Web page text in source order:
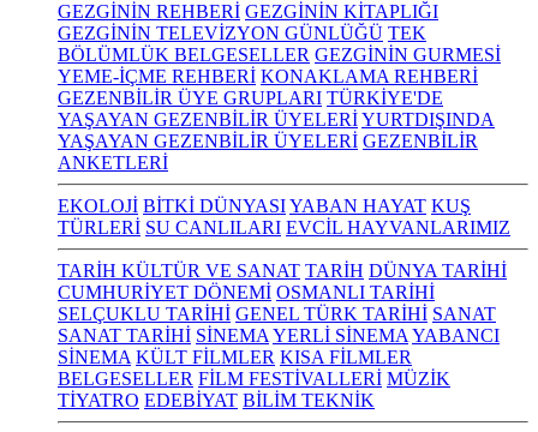
GEZGİNİN REHBERİ GEZGİNİN KİTAPLIĞI
GEZGİNİN TELEVİZYON GÜNLÜĞÜ TEK
BÖLÜMLÜK BELGESELLER GEZGİNİN GURMESİ
YEME-İÇME REHBERİ KONAKLAMA REHBERİ
GEZENBİLİR ÜYE GRUPLARI TÜRKİYE'DE
YAŞAYAN GEZENBİLİR ÜYELERİYURTDIŞINDA
YAŞAYAN GEZENBİLİR ÜYELERİ GEZENBİLİR
ANKETLERİ
EKOLOJİ BİTKİ DÜNYASIYABAN HAYAT KUŞ
TÜRLERİ SU CANLILARI EVCİL HAYVANLARIMIZ
TARİH KÜLTÜR VE SANAT TARİH DÜNYA TARİHİ
CUMHURİYET DÖNEMİ OSMANLI TARİHİ
SELÇUKLU TARİHİ GENEL TÜRK TARİHİ SANAT
SANAT TARİHİ SİNEMA YERLİ SİNEMA YABANCI
SİNEMA KÜLT FİLMLER KISA FİLMLER
BELGESELLER FİLM FESTİVALLERİ MÜZİK
TİYATRO EDEBİYAT BİLİM TEKNİK